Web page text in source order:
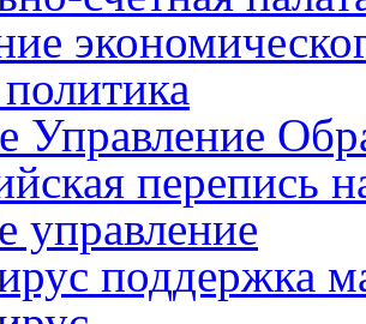
Управление
перепись
управление
поддержка